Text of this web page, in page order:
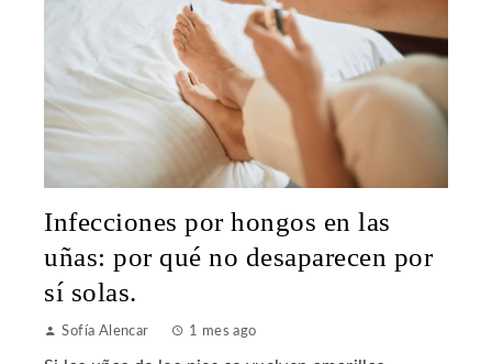
Infecciones por hongos en las
uñas: por qué no desaparecen por
sí solas.
Sofía Alencar 1 mes ago